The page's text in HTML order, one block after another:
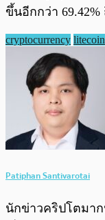
ขึ้นอีกกว่า
cryptocurrency litecoin
Patiphan Santivarotai
นักข่าวคริปโตมา